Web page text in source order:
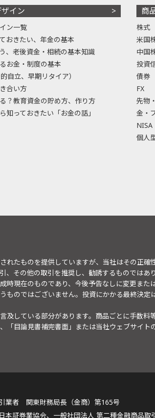
イン
ン一覧
おきたい、年金の基本
、老後資金・相続の基本知識
お金・制度の基本
自立、早期リタイア）
合い方
？教育資金の貯め方、作り方
知っておきたい「お金の話」
商
株式
米国
中国
投資
債券
FX
先物
金・
NISA
個人
たものを提供していますが、当社はその正
その他の取引を推奨し、勧誘するものではあ
現在のものであり、今後予告なしに変更また
ものではございません。投資にかかる最終決
している部分があります。商品ごとに手数料
「目論見書補完書面」または当社ウェブサイト
業者 関東財務局長（金商）第165号
日本証券業協会、一般社団法人 第二種金融商品取